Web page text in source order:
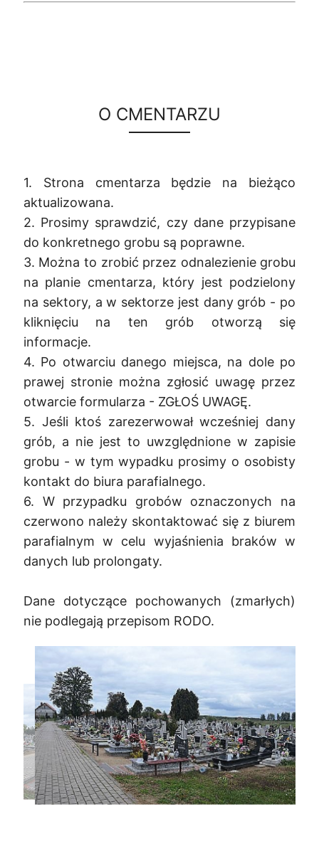
O CMENTARZU
1. Strona cmentarza będzie na bieżąco
aktualizowana.
2. Prosimy sprawdzić, czy dane przypisane
do konkretnego grobu są poprawne.
3. Można to zrobić przez odnalezienie grobu
na planie cmentarza, który jest podzielony
na sektory, a w sektorze jest dany grób - po
kliknięciu na ten grób otworzą się
informacje.
4. Po otwarciu danego miejsca, na dole po
prawej stronie można zgłosić uwagę przez
otwarcie formularza - ZGŁOŚ UWAGĘ.
5. Jeśli ktoś zarezerwował wcześniej dany
grób, a nie jest to uwzględnione w zapisie
grobu - w tym wypadku prosimy o osobisty
kontakt do biura parafialnego.
6. W przypadku grobów oznaczonych na
czerwono należy skontaktować się z biurem
parafialnym w celu wyjaśnienia braków w
danych lub prolongaty.
Dane dotyczące pochowanych (zmarłych)
nie podlegają przepisom RODO.